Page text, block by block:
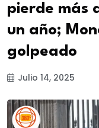
pierde más
un año;
golpeado
Julio 14, 2025